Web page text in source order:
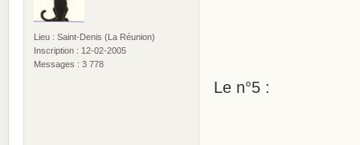
Lieu : Saint-Denis (La Réunion)
Inscription : 12-02-2005
Messages : 3 778
Le n°5 :